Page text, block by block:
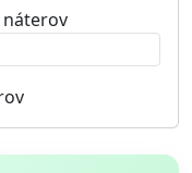
náterov